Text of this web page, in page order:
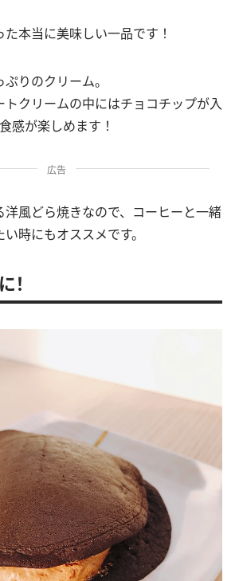
本当に美味しい一品です！
りのクリーム。
クリームの中にはチョコチップが入
感が楽しめます！
広告
洋風どら焼きなので、コーヒーと一緒
時にもオススメです。
！